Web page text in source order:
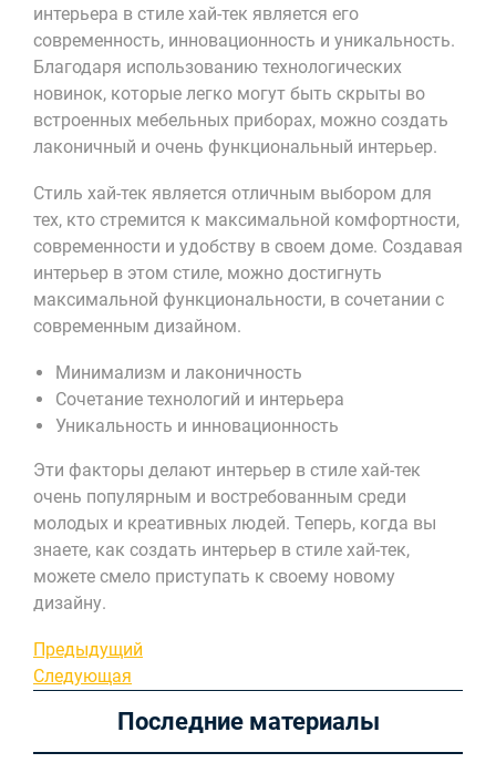
интерьера в стиле хай-тек является его
современность, инновационность и уникальность.
Благодаря использованию технологических
новинок, которые легко могут быть скрыты во
встроенных мебельных приборах, можно создать
лаконичный и очень функциональный интерьер.
Стиль хай-тек является отличным выбором для
тех, кто стремится к максимальной комфортности,
современности и удобству в своем доме. Создавая
интерьер в этом стиле, можно достигнуть
максимальной функциональности, в сочетании с
современным дизайном.
Минимализм и лаконичность
Сочетание технологий и интерьера
Уникальность и инновационность
Эти факторы делают интерьер в стиле хай-тек
очень популярным и востребованным среди
молодых и креативных людей. Теперь, когда вы
знаете, как создать интерьер в стиле хай-тек,
можете смело приступать к своему новому
дизайну.
Навигация
по
записям
Предыдущая
запись
Предыдущий
Следующая
Следующая
Последние материалы